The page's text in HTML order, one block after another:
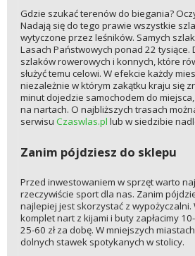
Gdzie szukać terenów do biegania?
Nadają się do tego prawie wszystkie
wytyczone przez leśników. Samych
Lasach Państwowych ponad 22 tysiące.
szlaków rowerowych i konnych, które
służyć temu celowi. W efekcie każdy
niezależnie w którym zakątku kraju się
minut dojedzie samochodem do
na nartach. O najbliższych trasach
serwisu Czaswlas.pl lub w siedzibie
Zanim pójdziesz do sklepu
Przed inwestowaniem w sprzęt warto
rzeczywiście sport dla nas. Zanim
najlepiej jest skorzystać z wypożyczalni.
komplet nart z kijami i buty zapłacimy
25-60 zł za dobę. W mniejszych
dolnych stawek spotykanych w stolicy.